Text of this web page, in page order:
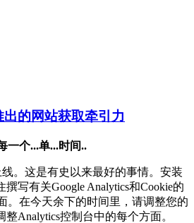
的网站获取牵引力
一个...单...时间..
。这是有史以来最好的事情。安装
撰写有关Google Analytics和Cookie的
。在今天余下的时间里，请调整您的
整Analytics控制台中的每个方面。